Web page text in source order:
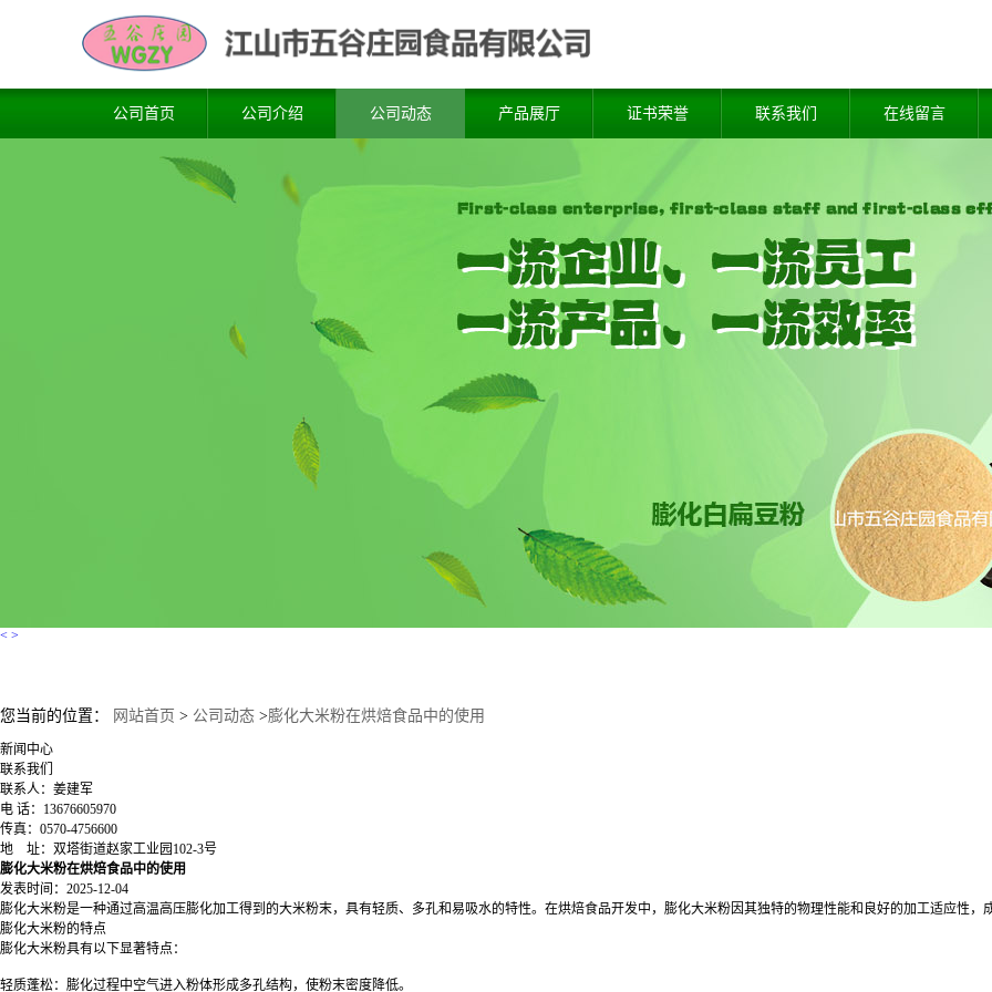
公司首页 公司介绍 公司动态 产品展厅 证书荣誉 联系我们 在线留言
< >
您当前的位置： 网站首页 > 公司动态 >膨化大米粉在烘焙食品中的使用
新闻中心
联系我们
联系人：姜建军
电 话：13676605970
传真：0570-4756600
地 址：双塔街道赵家工业园102-3号
膨化大米粉在烘焙食品中的使用
发表时间：2025-12-04
膨化大米粉是一种通过高温高压膨化加工得到的大米粉末，具有轻质、多孔和易吸水的特性。在烘焙食品开发中，膨化大米粉因其独特的物理性能和良好的加工适应性
膨化大米粉的特点
膨化大米粉具有以下显著特点：
轻质蓬松：膨化过程中空气进入粉体形成多孔结构，使粉末密度降低。